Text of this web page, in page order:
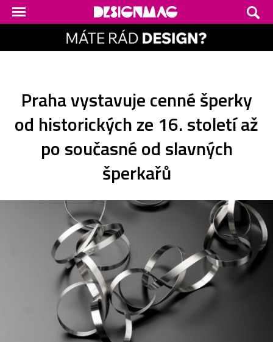
Praha vystavuje cenné šperky
od historických ze 16. století až
po současné od slavných
šperkařů